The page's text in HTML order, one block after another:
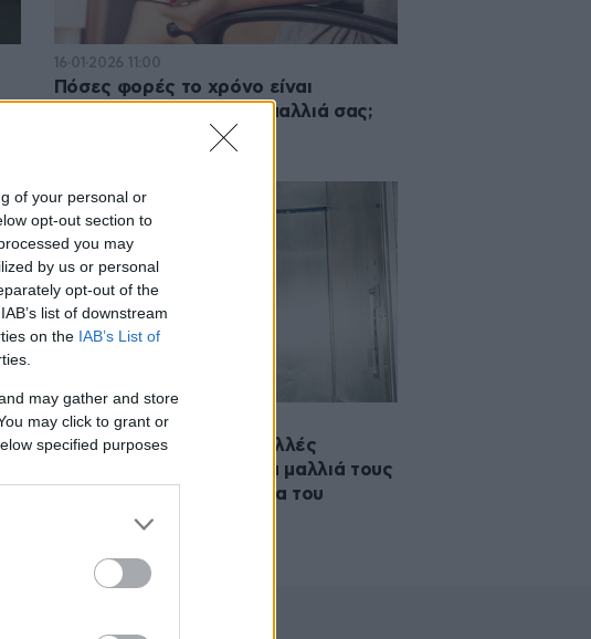
of your personal or
opt-out section to
you may
by us or personal
opt-out of the
list of downstream
on the IAB’s List of
may gather and store
may click to grant or
specified purposes
16·01·2026 11:00
Πόσες φορές το χρόνο είναι
ασφαλές να βάφετε τα μαλλιά σας;
17·11·2025 11:00
Το λάθος που κάνουν πολλές
γυναίκες πριν βάψουν τα μαλλιά τους
και χαλάει το αποτέλεσμα του
χρώματος